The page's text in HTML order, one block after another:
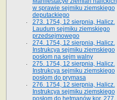
w sprawie sejmiku ziemskiego
deputackiego
273. 1754, 12 sierpnia, Halicz.
Laudum sejmiku ziemskiego
przedsejmowego
274. 1754, 12 sierpnia, Halicz.
Instrukcya sejmiku ziemskiego
posłom na sejm walny
275. 1754, 12 sierpnia, Halicz.
Instrukcya sejmiku ziemskiego
posłom do prymasa
276. 1754, 12 sierpnia, Halicz.
Instrukcya sejmiku ziemskiego
posłom do hetmanów kor. 277.